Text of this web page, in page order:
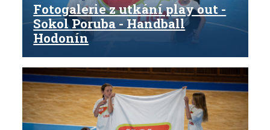
Fotogalerie z utkání play out -
Sokol Poruba - Handball
Hodonín